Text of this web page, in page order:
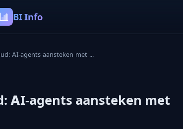
BI Info
AI-agents aansteken met ...
AI-agents aansteken met